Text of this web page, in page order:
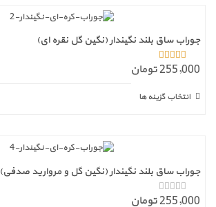
جوراب ساق بلند نگیندار (نگین گل نقره ای)
5.00
255,000 تومان
انتخاب گزینه ها
جوراب ساق بلند نگیندار (نگین گل و مروارید صدفی)
ا 255,000 تومان